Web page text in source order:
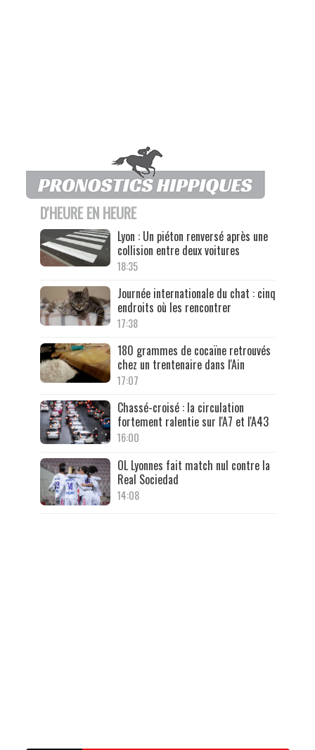
D'HEURE EN HEURE
Lyon : Un piéton renversé après une
collision entre deux voitures
18:35
Journée internationale du chat : cinq
endroits où les rencontrer
17:38
180 grammes de cocaïne retrouvés
chez un trentenaire dans l'Ain
17:07
Chassé-croisé : la circulation
fortement ralentie sur l'A7 et l'A43
16:00
OL Lyonnes fait match nul contre la
Real Sociedad
14:08